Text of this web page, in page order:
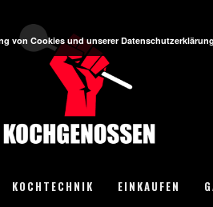
KOCHTECHNIK EINKAUFEN
von Cookies und unserer